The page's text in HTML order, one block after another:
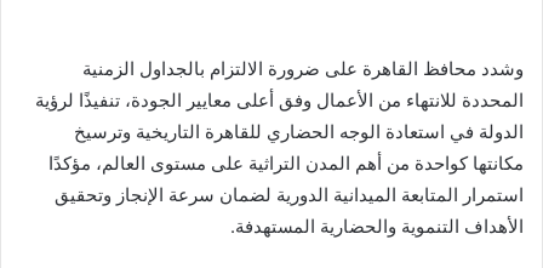
وشدد محافظ القاهرة على ضرورة الالتزام بالجداول الزمنية
المحددة للانتهاء من الأعمال وفق أعلى معايير الجودة، تنفيذًا لرؤية
الدولة في استعادة الوجه الحضاري للقاهرة التاريخية وترسيخ
مكانتها كواحدة من أهم المدن التراثية على مستوى العالم، مؤكدًا
استمرار المتابعة الميدانية الدورية لضمان سرعة الإنجاز وتحقيق
الأهداف التنموية والحضارية المستهدفة.